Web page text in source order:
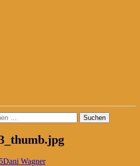
Dani Wagner